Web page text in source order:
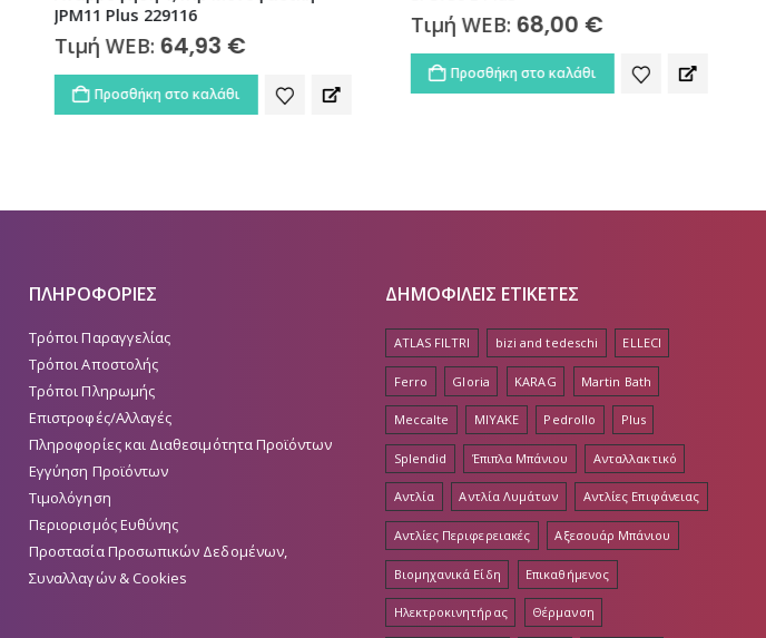
τρέχουσα
94,00 €.
JPM11 Plus 229116
Τιμή WEB:64,93€
Προσθήκη στο καλάθι
Τιμή WEB:68,00€
Προσθήκη στο καλάθι
ΠΛΗΡΟΦΟΡΙΕΣ
Τρόποι Παραγγελίας
Τρόποι Αποστολής
Τρόποι Πληρωμής
Επιστροφές/Αλλαγές
Πληροφορίες και Διαθεσιμότητα Προϊόντων
Εγγύηση Προϊόντων
Τιμολόγηση
Περιορισμός Ευθύνης
Προστασία Προσωπικών Δεδομένων,
Συναλλαγών & Cookies
ΔΗΜΟΦΙΛΕΙΣ ΕΤΙΚΕΤΕΣ
ATLAS FILTRI bizi and tedeschi ELLECI
Ferro Gloria KARAG Martin Bath
Meccalte MIYAKE Pedrollo Plus
Splendid Έπιπλα Μπάνιου Ανταλλακτικό
Αντλία Αντλία Λυμάτων Αντλίες Επιφάνειας
Αντλίες Περιφερειακές Αξεσουάρ Μπάνιου
Βιομηχανικά Είδη Επικαθήμενος
Ηλεκτροκινητήρας Θέρμανση